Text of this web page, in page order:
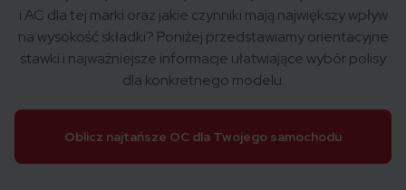
i AC dla tej marki oraz jakie czynniki mają największy wpływ
na wysokość składki? Poniżej przedstawiamy orientacyjne
stawki i najważniejsze informacje ułatwiające wybór polisy
dla konkretnego modelu.
Oblicz najtańsze OC dla Twojego samochodu